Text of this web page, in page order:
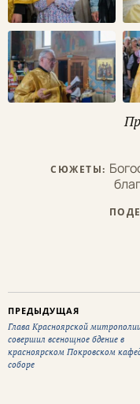
СЮЖЕТЫ:
ПРЕДЫДУЩАЯ
Глава Красноярской
совершил всенощное бдение в
красноярском Покровском
соборе